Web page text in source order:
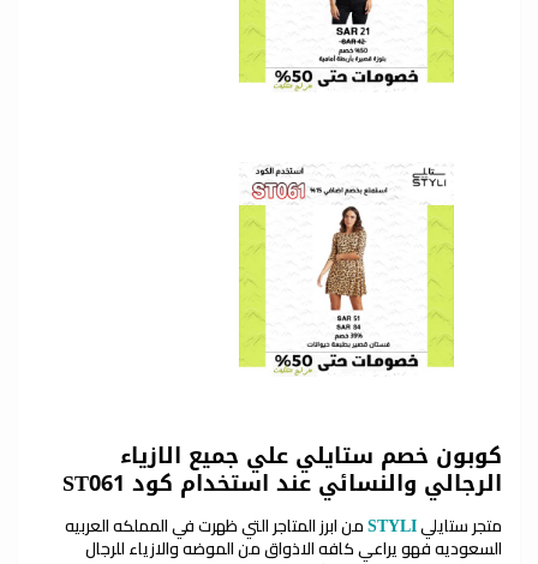
كوبون خصم ستايلي علي جميع الازياء
الرجالي والنسائي عند استخدام كود ST061
متجر ستايليSTYLIمن ابرز المتاجر التي ظهرت في المملكه العربيه
السعوديه فهو يراعي كافه الاذواق من الموضه والازياء للرجال